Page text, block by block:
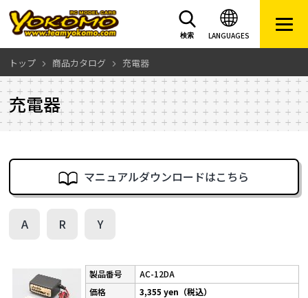
LANGUAGES
検索
トップ 商品カタログ 充電器
充電器
マニュアルダウンロードはこちら
A R Y
AC-12DA
3,355 yen（税込）